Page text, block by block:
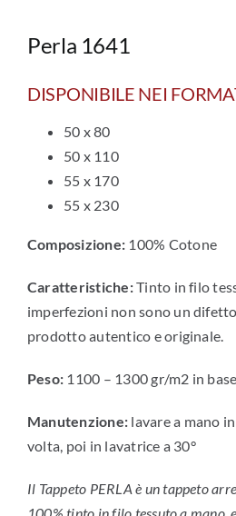
Perla 1641
DISPONIBILE NEI
50 x 80
50 x 110
55 x 170
55 x 230
Composizione: 100% Cotone
Caratteristiche:Tinto in filo
imperfezioni non sono un
prodotto autentico e originale.
Peso: 1100 – 1300 gr/m2 in
Manutenzione: lavare a mano
volta, poi in lavatrice a 30°
Il Tappeto PERLA è un tappeto